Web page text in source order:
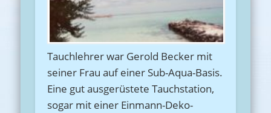
Tauchlehrer war Gerold Becker mit
seiner Frau auf einer Sub-Aqua-Basis.
Eine gut ausgerüstete Tauchstation,
sogar mit einer Einmann-Deko-